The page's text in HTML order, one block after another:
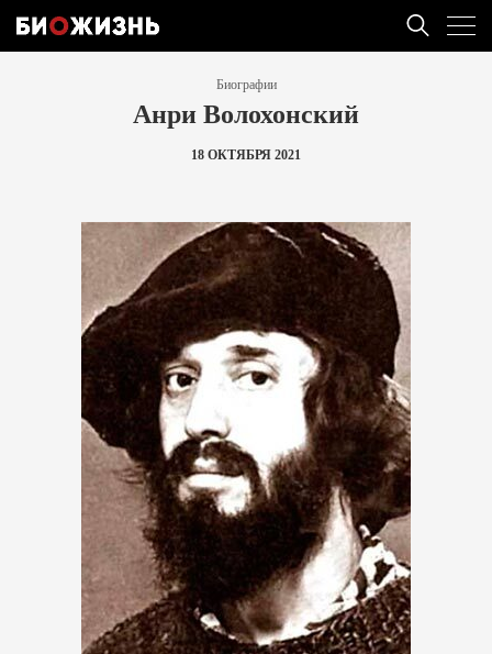
Биографии
Анри Волохонский
18 ОКТЯБРЯ 2021